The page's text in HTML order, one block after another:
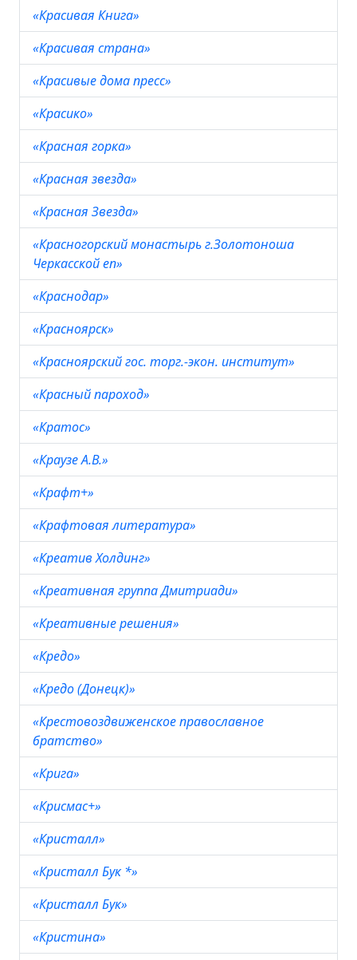
«Красивая Книга»
«Красивая страна»
«Красивые дома пресс»
«Красико»
«Красная горка»
«Красная звезда»
«Красная Звезда»
«Красногорский монастырь г.Золотоноша
Черкасской еп»
«Краснодар»
«Красноярск»
«Красноярский гос. торг.-экон. институт»
«Красный пароход»
«Кратос»
«Краузе А.В.»
«Крафт+»
«Крафтовая литература»
«Креатив Холдинг»
«Креативная группа Дмитриади»
«Креативные решения»
«Кредо»
«Кредо (Донецк)»
«Крестовоздвиженское православное
братство»
«Крига»
«Крисмас+»
«Кристалл»
«Кристалл Бук *»
«Кристалл Бук»
«Кристина»